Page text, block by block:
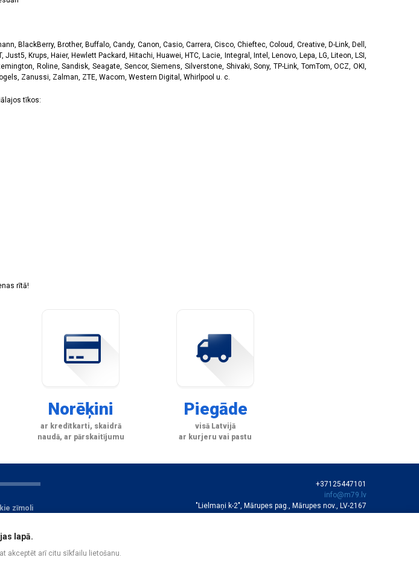
BlackBerry, Brother, Buffalo, Candy, Canon, Casio, Carrera, Cisco, Chieftec, Coloud, Creative, D-Link, Dell,
Krups, Haier, Hewlett Packard, Hitachi, Huawei, HTC, Lacie, Integral, Intel, Lenovo, Lepa, LG, Liteon, LSI,
Roline, Sandisk, Seagate, Sencor, Siemens, Silverstone, Shivaki, Sony, TP-Link, TomTom, OCZ, OKI,
Zanussi, Zalman, ZTE, Wacom, Western Digital, Whirlpool u. c.
tīkos:
rītā!
Norēķini
ar kredītkarti, skaidrā
naudā, ar pārskaitījumu
Piegāde
visā Latvijā
ar kurjeru vai pastu
zīmoli
+37125447101
info@m79.lv
"Lielmaņi k-2", Mārupes pag., Mārupes nov., LV-2167
lapā.
akceptēt arī citu sīkfailu lietošanu.